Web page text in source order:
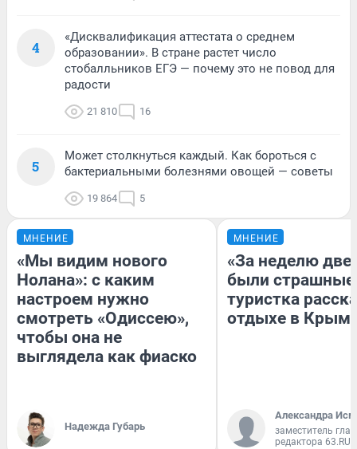
4
«Дисквалификация аттестата о среднем
образовании». В стране растет число
стобалльников ЕГЭ — почему это не повод для
радости
21 810 16
5
Может столкнуться каждый. Как бороться с
бактериальными болезнями овощей — советы
19 864 5
МНЕНИЕ
«Мы видим нового
Нолана»: с каким
настроем нужно
смотреть «Одиссею»,
чтобы она не
выглядела как фиаско
Надежда Губарь
МНЕНИЕ
«За неделю две
были
туристка
отдыхе в
Александра
заместитель
редактора 63.RU